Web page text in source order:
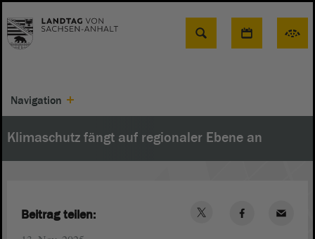
Suche
Navigation
Klimaschutz fängt auf regionaler Ebene an
Beitrag teilen: